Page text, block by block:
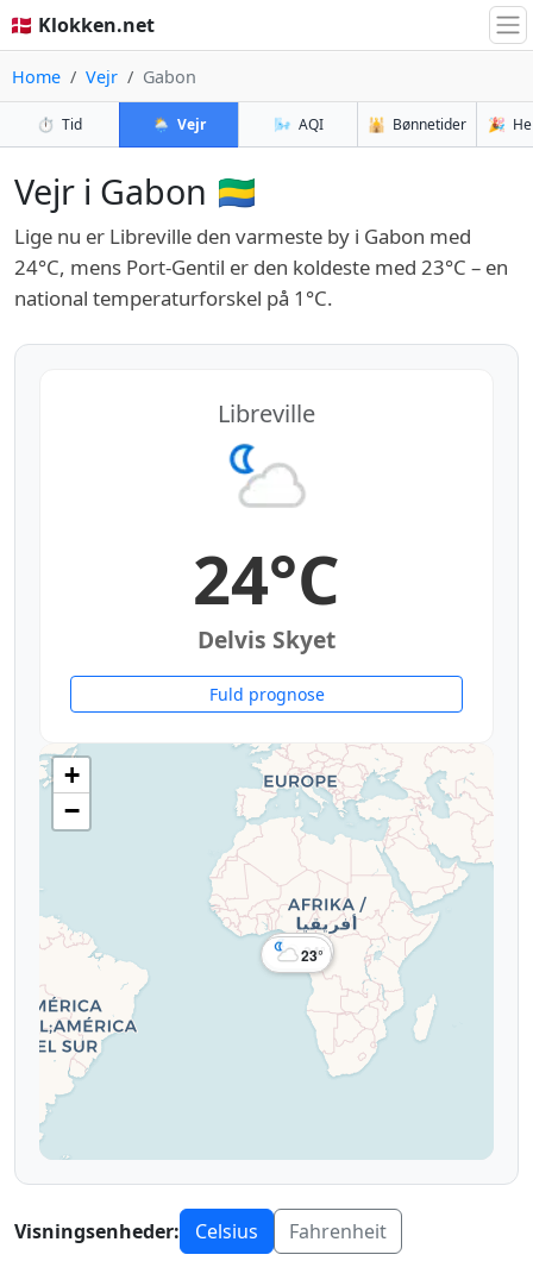
🇩🇰 Klokken.net
Home Vejr Gabon
⏱️ Tid 🌦️ Vejr 🌬️ AQI 🕌 Bønnetider 🎉
Vejr i Gabon 🇬🇦
Lige nu er Libreville den varmeste by i Gabon med
24°C, mens Port-Gentil er den koldeste med 23°C – en
national temperaturforskel på 1°C.
Libreville
24°C
Delvis Skyet
Fuld prognose
24°
23°
24°
+
−
Visningsenheder: Celsius Fahrenheit